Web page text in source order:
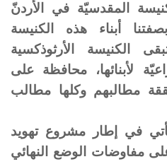
المقدسيّة في الأردنّ
أبناء هذه الكنيسة
الكنيسة الأرثوذكسية
لأبنائها، محافظة على
مطالبهم وكلها مطالب
في إطار مشروع تهويد
على مفاوضات الوضع النهائي